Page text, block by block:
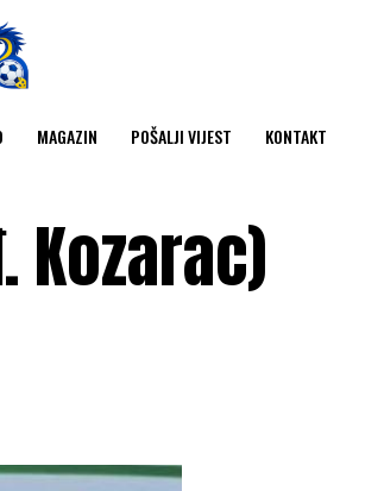
MAGAZIN POŠALJI VIJEST KONTAKT
Kozarac)